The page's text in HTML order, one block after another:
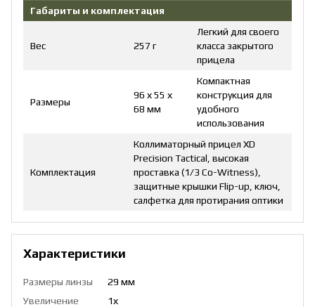
Габариты и комплектация
Вес 257 г
Легкий для своего
класса закрытого
прицела
Размеры
96 х 55 х
68 мм
Компактная
конструкция для
удобного
использования
Комплектация
Коллиматорный прицел XD
Precision Tactical, высокая
проставка (1/3 Co-Witness),
защитные крышки Flip-up, ключ,
салфетка для протирания оптики
Характеристики
Размеры линзы
29 мм
Увеличение
1х